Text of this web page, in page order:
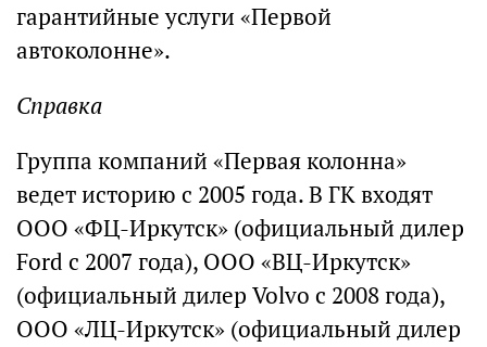
гарантийные услуги «Первой
автоколонне».
Справка
Группа компаний «Первая колонна»
ведет историю с 2005 года. В ГК входят
ООО «ФЦ-Иркутск» (официальный дилер
Ford с 2007 года), ООО «ВЦ-Иркутск»
(официальный дилер Volvo с 2008 года),
ООО «ЛЦ-Иркутск» (официальный дилер